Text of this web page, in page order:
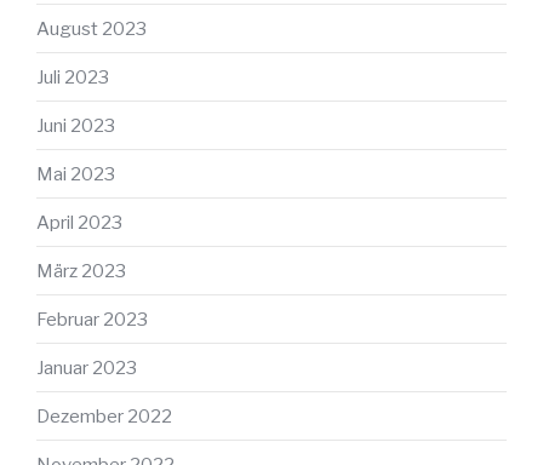
August 2023
Juli 2023
Juni 2023
Mai 2023
April 2023
März 2023
Februar 2023
Januar 2023
Dezember 2022